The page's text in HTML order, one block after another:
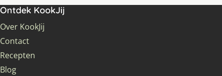
Ontdek KookJij
Over KookJij
Contact
Recepten
Blog